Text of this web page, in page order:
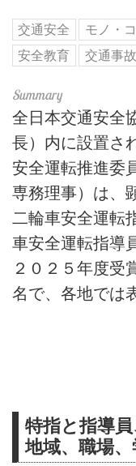
交通安全 モノ・
安全教育
交通事
全日本交通安全
長）内に設置さ
安全運転推進委
専務理事）は、
二輪車安全運転
車安全運転指導
２０２５年度受
名で、各地では
特指と指導
地域、職場